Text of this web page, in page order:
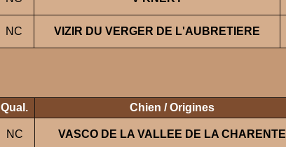
NC VIZIR DU VERGER DE L'AUBRETIERE
Qual. Chien / Origines
NC VASCO DE LA VALLEE DE LA CHARENTE